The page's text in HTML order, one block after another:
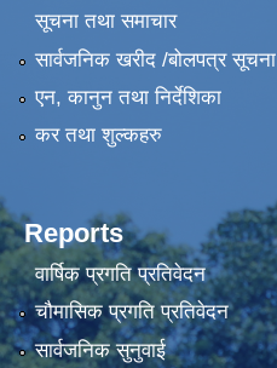
सूचना तथा समाचार
सार्वजनिक खरीद /बोलपत्र सूचना
एन, कानुन तथा निर्देशिका
कर तथा शुल्कहरु
Reports
वार्षिक प्रगति प्रतिवेदन
चौमासिक प्रगति प्रतिवेदन
सार्वजनिक सुनुवाई